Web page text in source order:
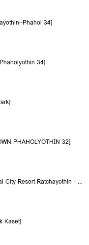
34]
34]
PHAHOLYOTHIN 32]
ศุภาลัย ซิตี้ รีสอร์ท รัชโยธิน-พหลโยธิน 32 [Supalai City Resort Ratchayothin - Phaholyothin 32]
Kaset]